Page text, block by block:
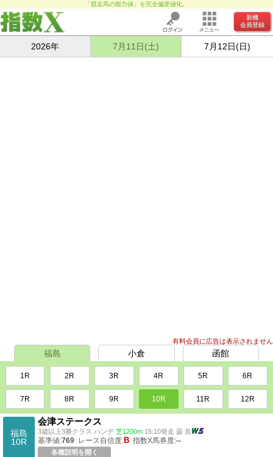
「競走馬の能力値」を完全偏差値化。
新機
会員登録
2026年 7月11日(土) 7月12日(日)
有料会員に広告は表示されません
福島 小倉 函館
1R 2R 3R 4R 5R 6R
7R 8R 9R 10R 11R 12R
福島
10R
会津ステークス
3歳以上3勝クラス ハンデ 芝1200m 15:10発走 曇 良
基準値:769 レース自信度:B 指数X馬券度:--
各種説明を開く